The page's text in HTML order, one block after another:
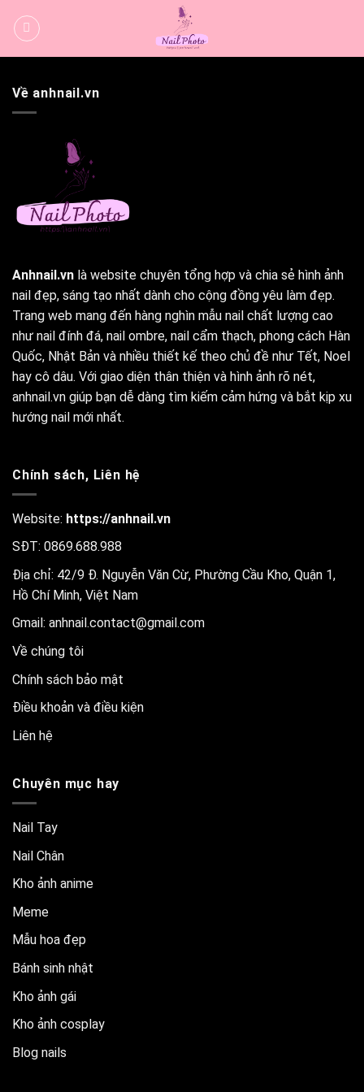
qua
Về anhnail.vn
Anhnail.vn là website chuyên tổng hợp và chia sẻ hình ảnh
nail đẹp, sáng tạo nhất dành cho cộng đồng yêu làm đẹp.
Trang web mang đến hàng nghìn mẫu nail chất lượng cao
như nail đính đá, nail ombre, nail cẩm thạch, phong cách Hàn
Quốc, Nhật Bản và nhiều thiết kế theo chủ đề như Tết, Noel
hay cô dâu. Với giao diện thân thiện và hình ảnh rõ nét,
anhnail.vn giúp bạn dễ dàng tìm kiếm cảm hứng và bắt kịp xu
hướng nail mới nhất.
Chính sách, Liên hệ
Website: https://anhnail.vn
SĐT: 0869.688.988
Địa chỉ: 42/9 Đ. Nguyễn Văn Cừ, Phường Cầu Kho, Quận 1,
Hồ Chí Minh, Việt Nam
Gmail: anhnail.contact@gmail.com
Về chúng tôi
Chính sách bảo mật
Điều khoản và điều kiện
Liên hệ
Chuyên mục hay
Nail Tay
Nail Chân
Kho ảnh anime
Meme
Mẫu hoa đẹp
Bánh sinh nhật
Kho ảnh gái
Kho ảnh cosplay
Blog nails